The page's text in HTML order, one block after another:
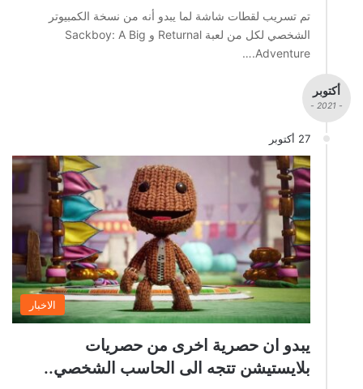
تم تسريب لقطات شاشة لما يبدو أنه من نسخة الكمبيوتر
الشخصي لكل من لعبة Returnal و Sackboy: A Big
Adventure.…
أكتوبر
- 2021 -
27 أكتوبر
الاخبار
يبدو ان حصرية اخرى من حصريات
بلايستيشن تتجه الى الحاسب الشخصي..